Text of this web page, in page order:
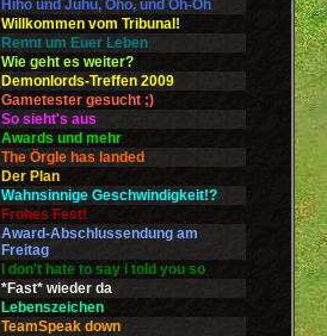
Hiho und Juhu, Oho, und Oh-Oh
Willkommen vom Tribunal!
Rennt um Euer Leben
Wie geht es weiter?
Demonlords-Treffen 2009
Gametester gesucht ;)
So sieht's aus
Awards und mehr
The Örgle has landed
Der Plan
Wahnsinnige Geschwindigkeit!?
Frohes Fest!
Award-Abschlussendung am
Freitag
I don't hate to say i told you so
*Fast* wieder da
Lebenszeichen
TeamSpeak down